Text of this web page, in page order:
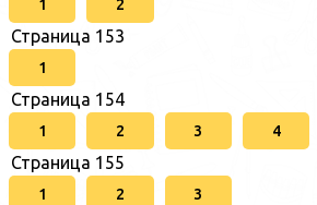
1 2
Страница 153
1
Страница 154
1 2 3 4
Страница 155
1 2 3